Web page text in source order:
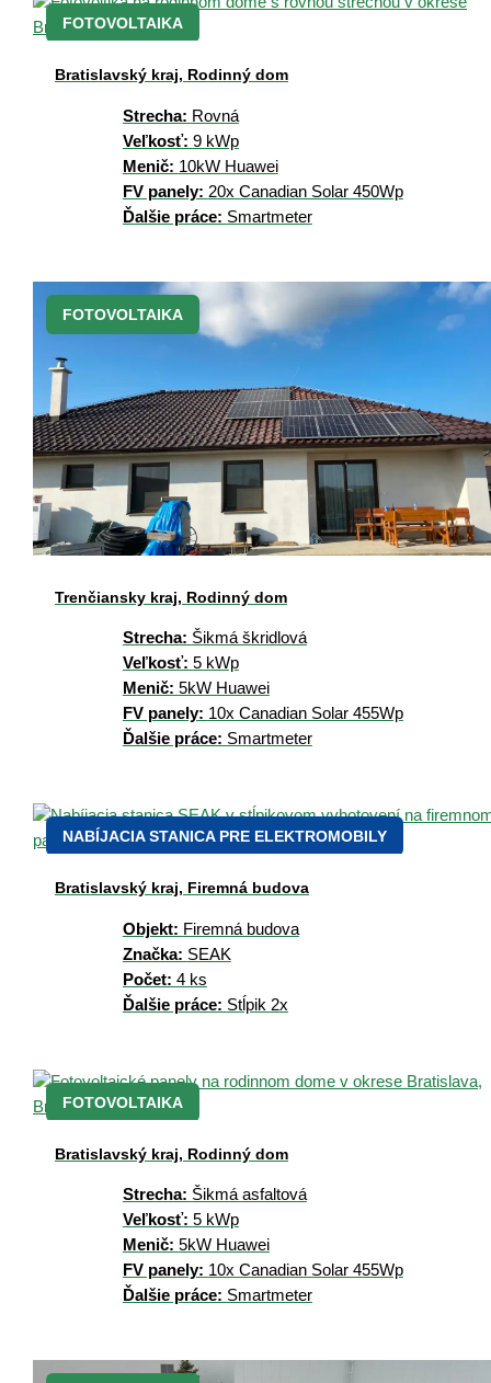
FOTOVOLTAIKA
Bratislavský kraj, Rodinný dom
Strecha: Rovná
Veľkosť: 9 kWp
Menič: 10kW Huawei
FV panely: 20x Canadian Solar 450Wp
Ďalšie práce: Smartmeter
FOTOVOLTAIKA
Trenčiansky kraj, Rodinný dom
Strecha: Šikmá škridlová
Veľkosť: 5 kWp
Menič: 5kW Huawei
FV panely: 10x Canadian Solar 455Wp
Ďalšie práce: Smartmeter
NABÍJACIA STANICA PRE ELEKTROMOBILY
Bratislavský kraj, Firemná budova
Objekt: Firemná budova
Značka: SEAK
Počet: 4 ks
Ďalšie práce: Stĺpik 2x
FOTOVOLTAIKA
Bratislavský kraj, Rodinný dom
Strecha: Šikmá asfaltová
Veľkosť: 5 kWp
Menič: 5kW Huawei
FV panely: 10x Canadian Solar 455Wp
Ďalšie práce: Smartmeter